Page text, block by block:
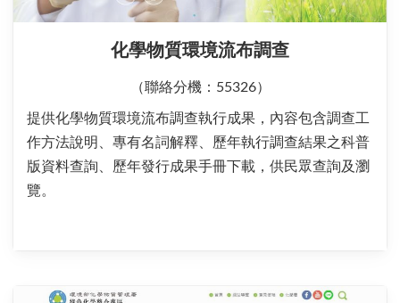
化學物質環境流布調查
（聯絡分機：55326）
提供化學物質環境流布調查執行成果，內容包含調查工
作方法說明、專有名詞解釋、歷年執行調查結果之科普
版資料查詢、歷年發行成果手冊下載，供民眾查詢及瀏
覽。